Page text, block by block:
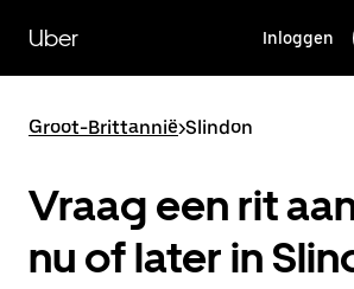
naar
hoofdinhoud
Uber Inloggen
Groot-Brittannië>Slindon
Vraag een rit
nu of later in